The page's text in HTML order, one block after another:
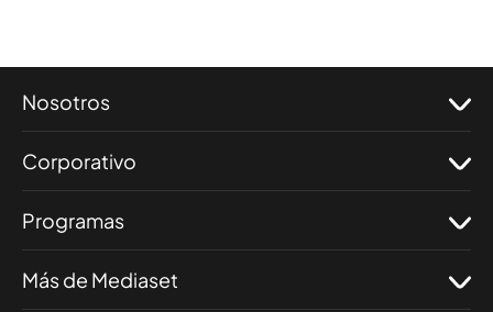
Nosotros
Corporativo
Programas
Más de Mediaset